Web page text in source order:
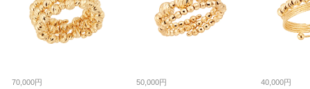
70,000円 50,000円 40,000円